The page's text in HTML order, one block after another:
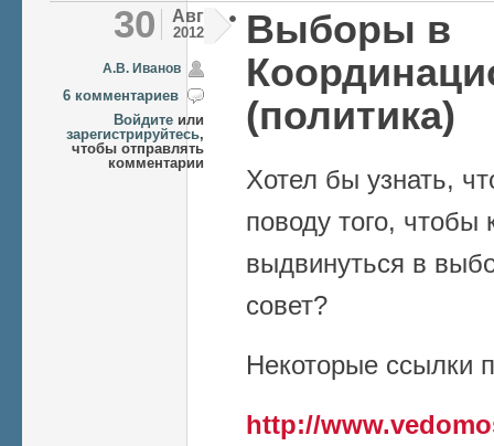
30 Авг
2012
А.В. Иванов
6 комментариев
Войдите или
зарегистрируйтесь,
чтобы отправлять
комментарии
Выборы в
(политика)
Хотел бы узнать,
поводу того, чтобы
выдвинуться в
совет?
Некоторые ссылки
http://